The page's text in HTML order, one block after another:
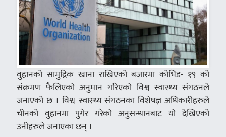
वुहानको सामुद्रिक खाना राखिएको बजारमा कोभिड- १९ को
संक्रमण फैलिएको अनुमान गरिएको विश्व स्वास्थ्य संगठनले
जनाएको छ । विश्व स्वास्थ्य संगठनका विशेषज्ञ अधिकारीहरुले
चीनको वुहानमा पुगेर गरेको अनुसन्धानबाट यो देखिएको
उनीहरुले जनाएका छन् ।